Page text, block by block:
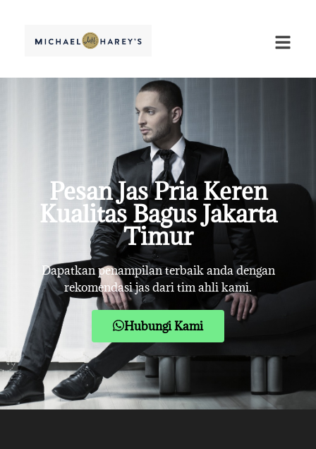
Pesan Jas Pria Keren
Kualitas Bagus Jakarta
Timur
Dapatkan penampilan terbaik anda dengan
rekomendasi jas dari tim ahli kami.
Hubungi Kami